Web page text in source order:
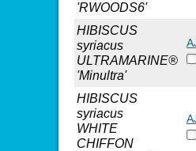
'RWOODS6'
HIBISCUS
syriacus
ULTRAMARINE®
'Minultra'
HIBISCUS
syriacus
WHITE
CHIFFON